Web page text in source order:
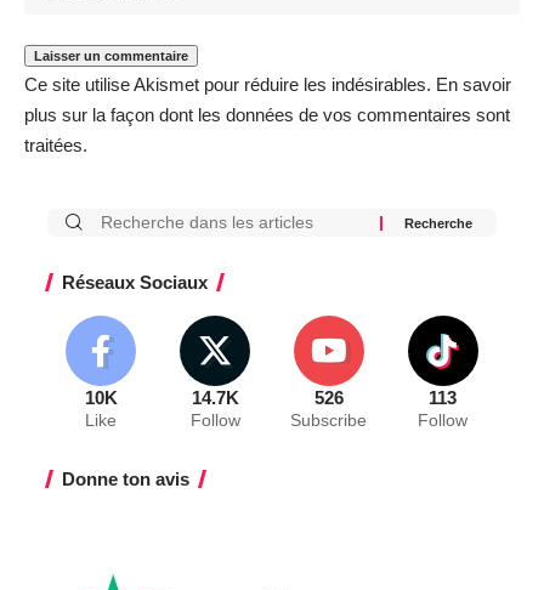
Ce site utilise Akismet pour réduire les indésirables. En savoir
plus sur la façon dont les données de vos commentaires sont
traitées.
Réseaux Sociaux
10K
Like
14.7K
Follow
526
Subscribe
113
Follow
Donne ton avis